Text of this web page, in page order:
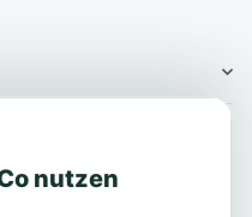
nutzen